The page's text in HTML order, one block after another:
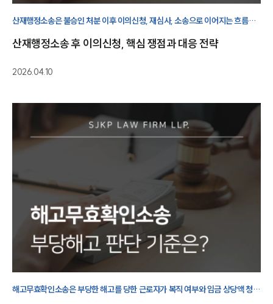
산재행정소송은 불승인 처분 이후 이의신청, 재심사, 소송으로 이어지는 흐름을
산재행정소송 후 이의신청, 핵심 쟁점과 대응 전략
2026.04.10
해고무효확인소송은 부당한 해고를 당한 근로자가 복직 여부와 임금 상당액 청구